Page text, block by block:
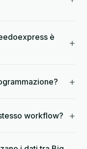
è
+
+
workflow? +